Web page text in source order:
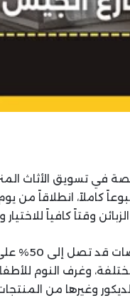
وقتاً كافياً
تشمل
وغرف النوم
وغيرها من